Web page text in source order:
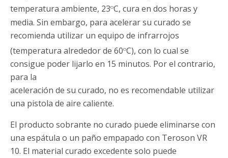
temperatura ambiente, 23oC, cura en dos horas y
media. Sin embargo, para acelerar su curado se
recomienda utilizar un equipo de infrarrojos
(temperatura alrededor de 60oC), con lo cual se
consigue poder lijarlo en 15 minutos. Por el contrario,
para la
aceleración de su curado, no es recomendable utilizar
una pistola de aire caliente.
El producto sobrante no curado puede eliminarse con
una espátula o un paño empapado con Teroson VR
10. El material curado excedente solo puede